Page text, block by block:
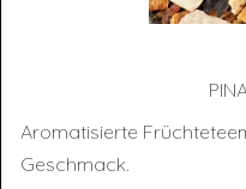
Aromatisierte
Geschmack.